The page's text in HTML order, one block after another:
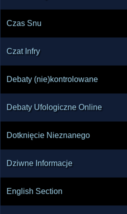
Czas Snu
Czat Infry
Debaty (nie)kontrolowane
Debaty Ufologiczne Online
Dotknięcie Nieznanego
Dziwne Informacje
English Section